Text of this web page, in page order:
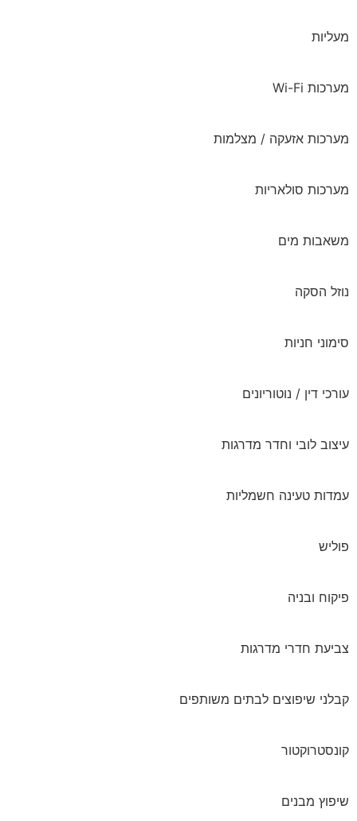
מעליות
מערכות Wi-Fi
מערכות אזעקה / מצלמות
מערכות סולאריות
משאבות מים
נוזל הסקה
סימוני חניות
עורכי דין / נוטוריונים
עיצוב לובי וחדר מדרגות
עמדות טעינה חשמליות
פוליש
פיקוח ובניה
צביעת חדרי מדרגות
קבלני שיפוצים לבתים משותפים
קונסטרוקטור
שיפוץ מבנים